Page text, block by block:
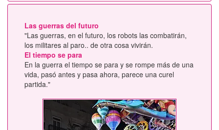
Las guerras del futuro
"Las guerras, en el futuro, los robots las combatirán,
los militares al paro.. de otra cosa vivirán.
El tiempo se para
En la guerra el tiempo se para y se rompe más de una
vida, pasó antes y pasa ahora, parece una curel
partida."